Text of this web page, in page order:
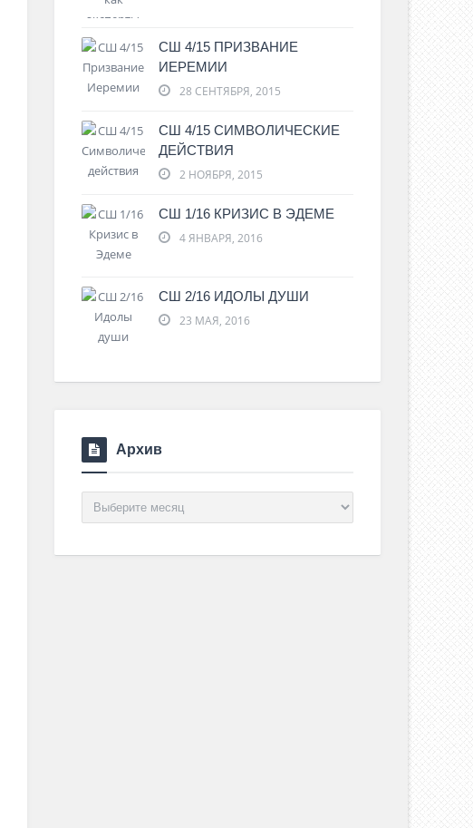
СШ 4/15 ПРИЗВАНИЕ
ИЕРЕМИИ
28 СЕНТЯБРЯ, 2015
СШ 4/15 СИМВОЛИЧЕСКИЕ
ДЕЙСТВИЯ
2 НОЯБРЯ, 2015
СШ 1/16 КРИЗИС В ЭДЕМЕ
4 ЯНВАРЯ, 2016
СШ 2/16 ИДОЛЫ ДУШИ
23 МАЯ, 2016
Архив
Архив